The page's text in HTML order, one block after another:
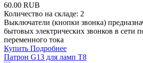
60.00 RUB
Количество на складе: 2
Выключатели (кнопки звонка)
бытовых электрических звонков в сети
переменного тока
Купить Подробнее
Патрон G13 для ламп T8